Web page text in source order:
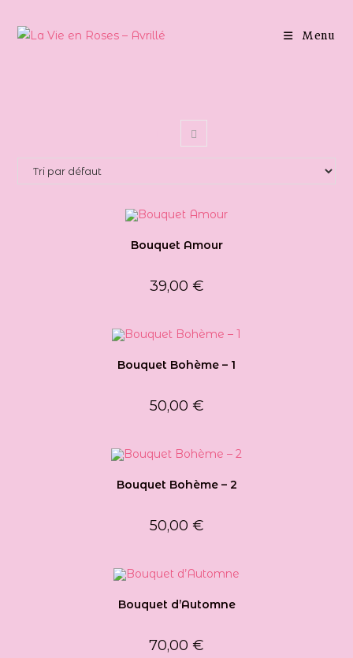
Menu
Bouquet Amour
39,00 €
Bouquet Bohème – 1
50,00 €
Bouquet Bohème – 2
50,00 €
Bouquet d’Automne
70,00 €